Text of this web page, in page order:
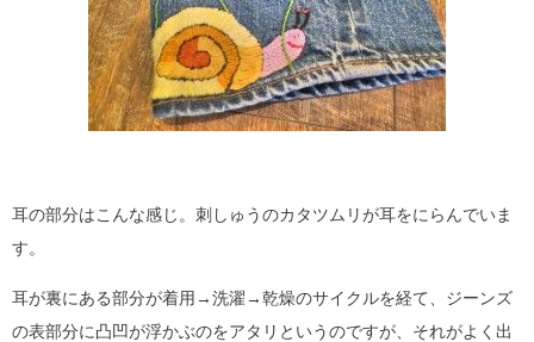
耳の部分はこんな感じ。刺しゅうのカタツムリが耳をにらんでいま
す。
耳が裏にある部分が着用→洗濯→乾燥のサイクルを経て、ジーンズ
の表部分に凸凹が浮かぶのをアタリというのですが、それがよく出